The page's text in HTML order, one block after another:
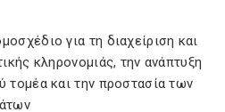
για τη διαχείριση και
κληρονομιάς, την ανάπτυξη
τομέα και την προστασία των